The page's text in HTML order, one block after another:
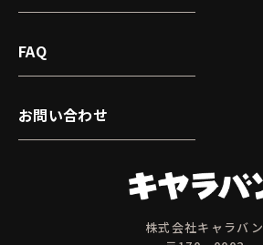
株式会社キャラバン
FAQ
お問い合わせ